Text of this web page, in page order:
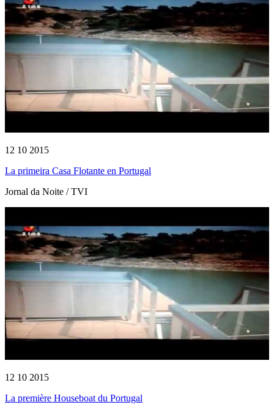
12 10 2015
La primeira Casa Flotante en Portugal
Jornal da Noite / TVI
12 10 2015
La première Houseboat du Portugal